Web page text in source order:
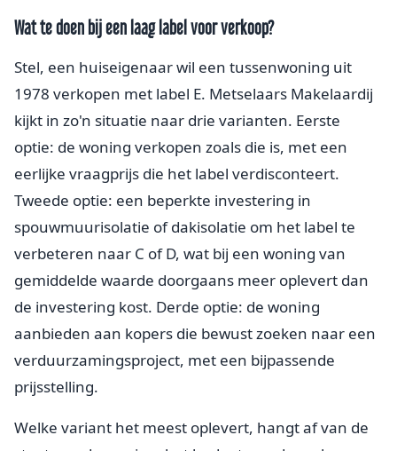
Wat te doen bij een laag label voor verkoop?
Stel, een huiseigenaar wil een tussenwoning uit
1978 verkopen met label E. Metselaars Makelaardij
kijkt in zo'n situatie naar drie varianten. Eerste
optie: de woning verkopen zoals die is, met een
eerlijke vraagprijs die het label verdisconteert.
Tweede optie: een beperkte investering in
spouwmuurisolatie of dakisolatie om het label te
verbeteren naar C of D, wat bij een woning van
gemiddelde waarde doorgaans meer oplevert dan
de investering kost. Derde optie: de woning
aanbieden aan kopers die bewust zoeken naar een
verduurzamingsproject, met een bijpassende
prijsstelling.
Welke variant het meest oplevert, hangt af van de